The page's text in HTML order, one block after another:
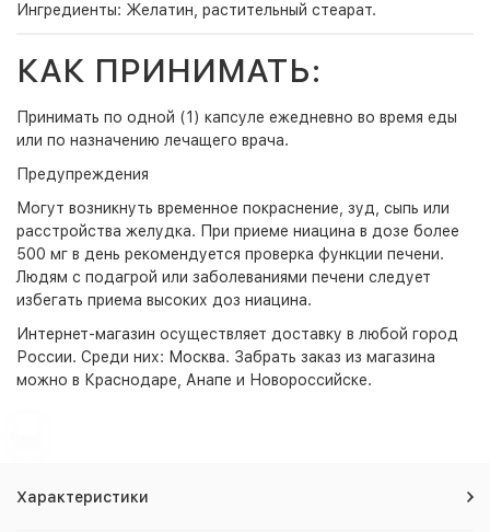
Ингредиенты: Желатин, растительный стеарат.
КАК ПРИНИМАТЬ:
Принимать по одной (1) капсуле ежедневно во время еды
или по назначению лечащего врача.
Предупреждения
Могут возникнуть временное покраснение, зуд, сыпь или
расстройства желудка. При приеме ниацина в дозе более
500 мг в день рекомендуется проверка функции печени.
Людям с подагрой или заболеваниями печени следует
избегать приема высоких доз ниацина.
Интернет-магазин осуществляет доставку в любой город
России. Среди них: Москва. Забрать заказ из магазина
можно в Краснодаре, Анапе и Новороссийске.
Характеристики